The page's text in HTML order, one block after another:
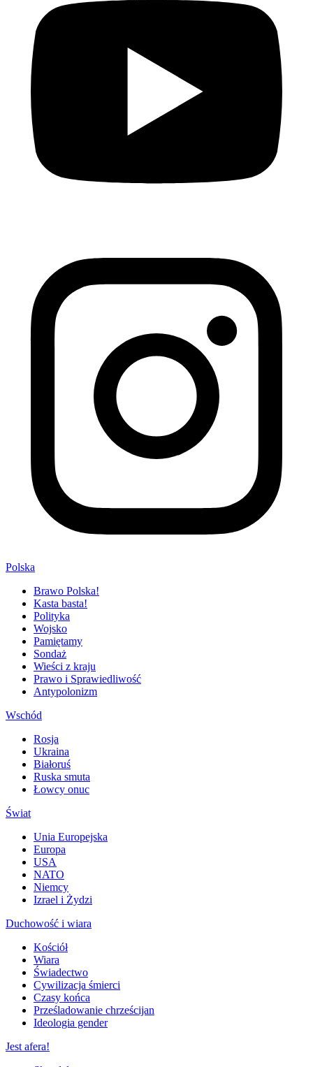
Polska
Brawo Polska!
Kasta basta!
Polityka
Wojsko
Pamiętamy
Sondaż
Wieści z kraju
Prawo i Sprawiedliwość
Antypolonizm
Wschód
Rosja
Ukraina
Białoruś
Ruska smuta
Łowcy onuc
Świat
Unia Europejska
Europa
USA
NATO
Niemcy
Izrael i Żydzi
Duchowość i wiara
Kościół
Wiara
Świadectwo
Cywilizacja śmierci
Czasy końca
Prześladowanie chrześcijan
Ideologia gender
Jest afera!